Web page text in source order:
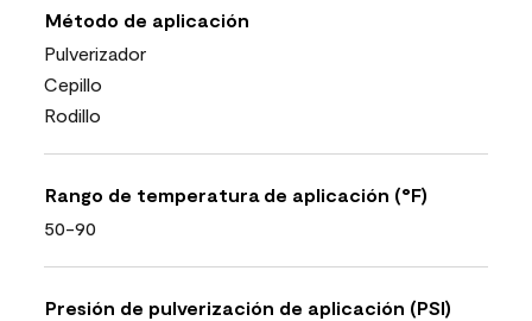
Método de aplicación
Pulverizador
Cepillo
Rodillo
Rango de temperatura de aplicación (°F)
50-90
Presión de pulverización de aplicación (PSI)